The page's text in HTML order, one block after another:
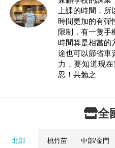
上課的時間，
時間更加的有彈
限制，有一隻手
時間算是相當的
途也可以節省車
力，要知道現
忍！共勉之
全
北部 桃竹苗 中部/金門